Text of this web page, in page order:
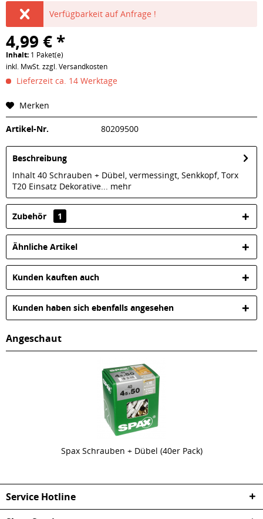
Verfügbarkeit auf Anfrage !
4,99 € *
Inhalt: 1 Paket(e)
inkl. MwSt.zzgl. Versandkosten
Lieferzeit ca. 14 Werktage
Merken
Artikel-Nr. 80209500
Beschreibung
Inhalt 40 Schrauben + Dübel, vermessingt, Senkkopf, Torx
T20 Einsatz Dekorative... mehr
Zubehör 1
Ähnliche Artikel
Kunden kauften auch
Kunden haben sich ebenfalls angesehen
Angeschaut
Spax Schrauben + Dübel (40er Pack)
Service Hotline